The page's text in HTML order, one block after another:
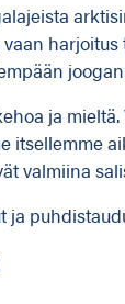
ja
itsellemme
valmiina
ja